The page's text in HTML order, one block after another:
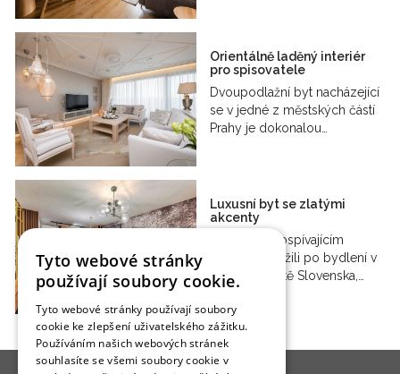
Orientálně laděný interiér
pro spisovatele
Dvoupodlažní byt nacházející
se v jedné z městských částí
Prahy je dokonalou…
Luxusní byt se zlatými
akcenty
Manželé s dospívajícím
synem zatoužili po bydlení v
hlavním městě Slovenska,…
Tyto webové stránky
používají soubory cookie.
Tyto webové stránky používají soubory
cookie ke zlepšení uživatelského zážitku.
Používáním našich webových stránek
souhlasíte se všemi soubory cookie v